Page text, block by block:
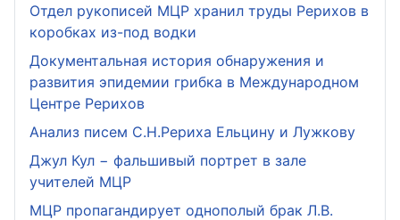
Отдел рукописей МЦР хранил труды Рерихов в
коробках из-под водки
Документальная история обнаружения и
развития эпидемии грибка в Международном
Центре Рерихов
Анализ писем С.Н.Рериха Ельцину и Лужкову
Джул Кул − фальшивый портрет в зале
учителей МЦР
МЦР пропагандирует однополый брак Л.В.